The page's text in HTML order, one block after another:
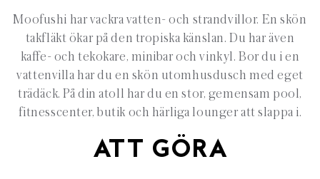
Moofushi har vackra vatten- och strandvillor. En skön
takfläkt ökar på den tropiska känslan. Du har även
kaffe- och tekokare, minibar och vinkyl. Bor du i en
vattenvilla har du en skön utomhusdusch med eget
trädäck. På din atoll har du en stor, gemensam pool,
fitnesscenter, butik och härliga lounger att slappa i.
ATT GÖRA